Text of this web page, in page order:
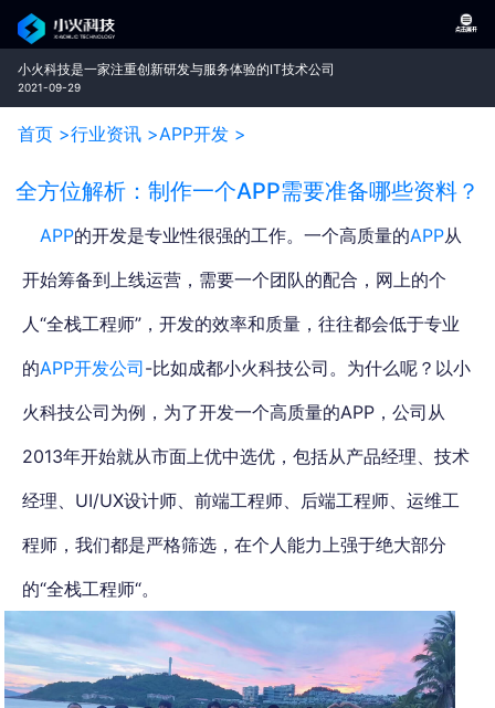
小火科技是一家注重创新研发与服务体验的IT技术公司
2021-09-29
首页 >行业资讯 >APP开发 >
全方位解析：制作一个APP需要准备哪些资料？
APP的开发是专业性很强的工作。一个高质量的APP从
开始筹备到上线运营，需要一个团队的配合， 网上的个
人“全栈工程师”，开发的效率和质量，往往都会低于专业
的APP开发公司-比如成都小火科技公司。为什么呢？以小
火科技公司为例，为了开发一个高质量的APP，公司从
2013年开始就从市面上优中选优， 包括从产品经理、技术
经理、UI/UX设计师、前端工程师、后端工程师、运维工
程师，我们都是严格筛选，在个人能力上强于绝大部分
的“全栈工程师“。